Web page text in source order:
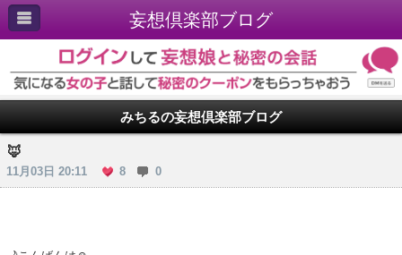
妄想倶楽部ブログ
みちるの妄想倶楽部ブログ
🦊
11月03日 20:11 8 0